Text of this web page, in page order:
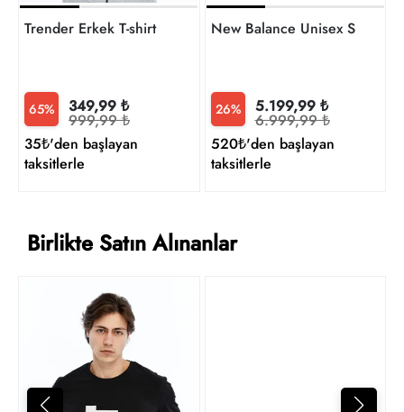
Trender Erkek T-shirt
65% 349,99 ₺
999,99 ₺
35₺'den başlayan
taksitlerle
New Balance Unisex Sneaker
26% 5.199,99 ₺
6.999,99 ₺
520₺'den başlayan
taksitlerle
Birlikte Satın Alınanlar